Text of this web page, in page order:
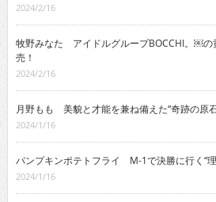
2024/2/16
牧野みなた アイドルグループBOCCHI。￼の
売！
2024/2/16
月野もも 美貌と才能を兼ね備えた“奇跡の原
2024/1/16
パンプキンポテトフライ M-1で決勝に行く“
2024/1/16